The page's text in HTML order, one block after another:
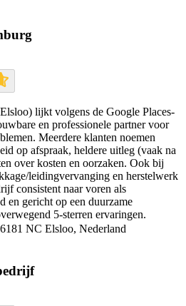
lijkt volgens de Google Places-
en professionele partner voor
Meerdere klanten noemen
op afspraak, heldere uitleg (vaak na
over kosten en oorzaken. Ook bij
leidingvervanging en herstelwerk
consistent naar voren als
en gericht op een duurzame
5-sterren ervaringen.
NC Elsloo, Nederland